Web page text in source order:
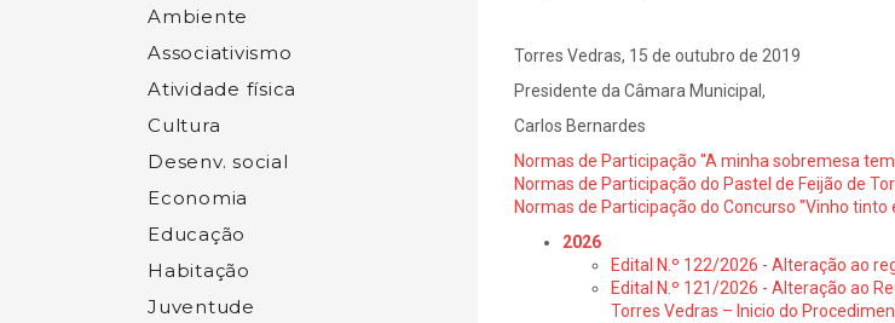
Ambiente
Associativismo
Atividade física
Cultura
Desenv. social
Economia
Educação
Habitação
Juventude
Torres Vedras, 15 de outubro de 2019
Presidente da Câmara Municipal,
Carlos Bernardes
Normas de Participação "A minha sobremesa
Normas de Participação do Pastel de Feijão de
Normas de Participação do Concurso "Vinho
2026
Edital N.º 122/2026 - Alteração ao
Edital N.º 121/2026 - Alteração ao
Torres Vedras – Inicio do